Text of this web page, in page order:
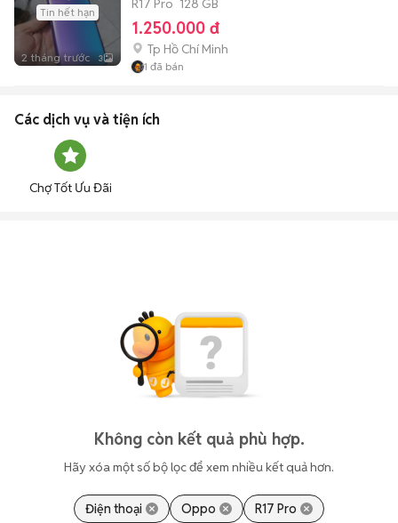
Tin hết hạn
2 tháng trước 3
R17 Pro 128 GB
1.250.000 đ
Tp Hồ Chí Minh
1 đã bán
Các dịch vụ và tiện ích
Chợ Tốt Ưu Đãi
Không còn kết quả phù hợp.
Hãy xóa một số bộ lọc để xem nhiều kết quả hơn.
Điện thoại Oppo R17 Pro